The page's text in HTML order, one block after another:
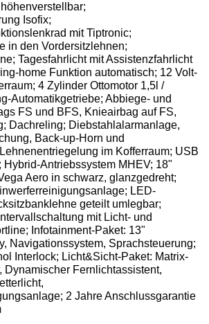
Isofix;
mit Tiptronic;
in den Vordersitzlehnen;
Tagesfahrlicht mit Assistenzfahrlicht
home Funktion automatisch; 12 Volt-
4 Zylinder Ottomotor 1,5l /
Automatikgetriebe; Abbiege- und
FS und BFS, Knieairbag auf FS,
Dachreling; Diebstahlalarmanlage,
Back-up-Horn und
im Kofferraum; USB
Hybrid-Antriebssystem MHEV; 18"
Aero in schwarz, glanzgedreht;
LED-
geteilt umlegbar;
mit Licht- und
Infotainment-Paket: 13"
Navigationssystem, Sprachsteuerung;
Interlock; Licht&Sicht-Paket: Matrix-
Dynamischer Fernlichtassistent,
2 Jahre Anschlussgarantie